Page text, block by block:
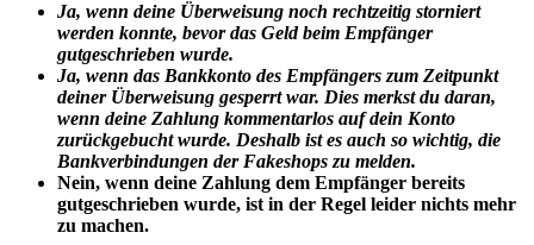
Ja, wenn deine Überweisung noch rechtzeitig storniert
werden konnte, bevor das Geld beim Empfänger
gutgeschrieben wurde.
Ja, wenn das Bankkonto des Empfängers zum Zeitpunkt
deiner Überweisung gesperrt war. Dies merkst du daran,
wenn deine Zahlung kommentarlos auf dein Konto
zurückgebucht wurde. Deshalb ist es auch so wichtig, die
Bankverbindungen der Fakeshops zu melden.
Nein, wenn deine Zahlung dem Empfänger bereits
gutgeschrieben wurde, ist in der Regel leider nichts mehr
zu machen.